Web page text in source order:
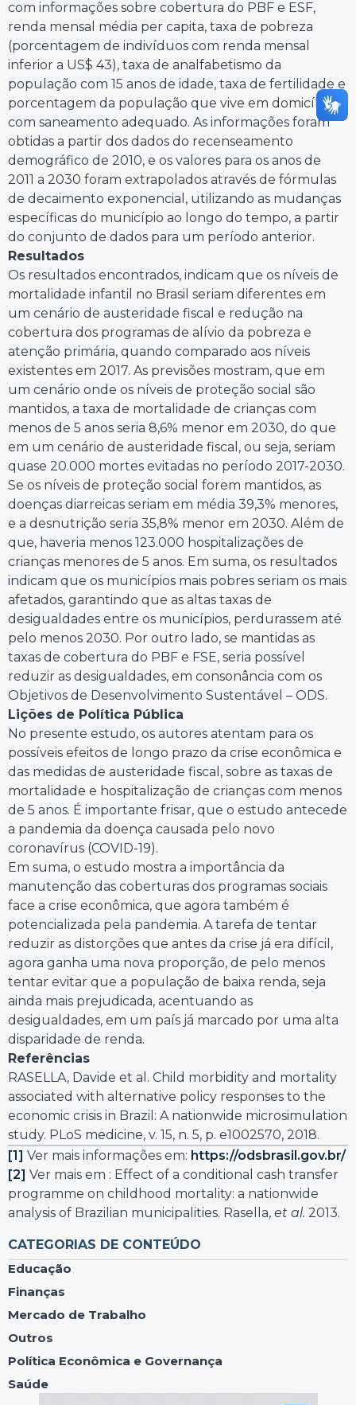
com informações sobre cobertura do PBF e ESF,
renda mensal média per capita, taxa de pobreza
(porcentagem de indivíduos com renda mensal
inferior a US$ 43), taxa de analfabetismo da
população com 15 anos de idade, taxa de fertilidade e
porcentagem da população que vive em domicílios
com saneamento adequado. As informações foram
obtidas a partir dos dados do recenseamento
demográfico de 2010, e os valores para os anos de
2011 a 2030 foram extrapolados através de fórmulas
de decaimento exponencial, utilizando as mudanças
específicas do município ao longo do tempo, a partir
do conjunto de dados para um período anterior.
Resultados
Os resultados encontrados, indicam que os níveis de
mortalidade infantil no Brasil seriam diferentes em
um cenário de austeridade fiscal e redução na
cobertura dos programas de alívio da pobreza e
atenção primária, quando comparado aos níveis
existentes em 2017. As previsões mostram, que em
um cenário onde os níveis de proteção social são
mantidos, a taxa de mortalidade de crianças com
menos de 5 anos seria 8,6% menor em 2030, do que
em um cenário de austeridade fiscal, ou seja, seriam
quase 20.000 mortes evitadas no período 2017-2030.
Se os níveis de proteção social forem mantidos, as
doenças diarreicas seriam em média 39,3% menores,
e a desnutrição seria 35,8% menor em 2030. Além de
que, haveria menos 123.000 hospitalizações de
crianças menores de 5 anos. Em suma, os resultados
indicam que os municípios mais pobres seriam os mais
afetados, garantindo que as altas taxas de
desigualdades entre os municípios, perdurassem até
pelo menos 2030. Por outro lado, se mantidas as
taxas de cobertura do PBF e FSE, seria possível
reduzir as desigualdades, em consonância com os
Objetivos de Desenvolvimento Sustentável – ODS.
Lições de Política Pública
No presente estudo, os autores atentam para os
possíveis efeitos de longo prazo da crise econômica e
das medidas de austeridade fiscal, sobre as taxas de
mortalidade e hospitalização de crianças com menos
de 5 anos. É importante frisar, que o estudo antecede
a pandemia da doença causada pelo novo
coronavírus (COVID-19).
Em suma, o estudo mostra a importância da
manutenção das coberturas dos programas sociais
face a crise econômica, que agora também é
potencializada pela pandemia. A tarefa de tentar
reduzir as distorções que antes da crise já era difícil,
agora ganha uma nova proporção, de pelo menos
tentar evitar que a população de baixa renda, seja
ainda mais prejudicada, acentuando as
desigualdades, em um país já marcado por uma alta
disparidade de renda.
Referências
RASELLA, Davide et al. Child morbidity and mortality
associated with alternative policy responses to the
economic crisis in Brazil: A nationwide microsimulation
study. PLoS medicine, v. 15, n. 5, p. e1002570, 2018.
[1] Ver mais informações em: https://odsbrasil.gov.br/
[2] Ver mais em : Effect of a conditional cash transfer
programme on childhood mortality: a nationwide
analysis of Brazilian municipalities. Rasella, et al. 2013.
CATEGORIAS DE CONTEÚDO
Educação
Finanças
Mercado de Trabalho
Outros
Política Econômica e Governança
Saúde